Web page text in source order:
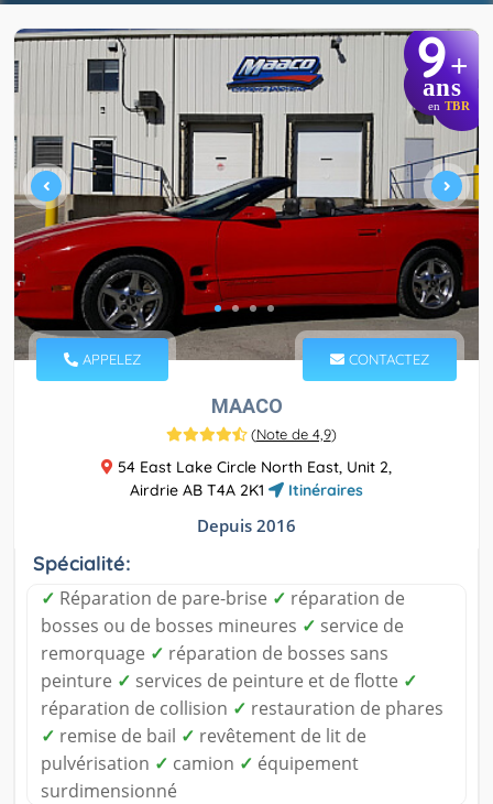
9+
ans
en TBR
APPELEZ CONTACTEZ
MAACO
(Note de 4,9)
54 East Lake Circle North East, Unit 2,
Airdrie AB T4A 2K1
Itinéraires
Depuis 2016
Spécialité:
✓ Réparation de pare-brise ✓ réparation de
bosses ou de bosses mineures ✓ service de
remorquage ✓ réparation de bosses sans
peinture ✓ services de peinture et de flotte ✓
réparation de collision ✓ restauration de phares
✓ remise de bail ✓ revêtement de lit de
pulvérisation ✓ camion ✓ équipement
surdimensionné